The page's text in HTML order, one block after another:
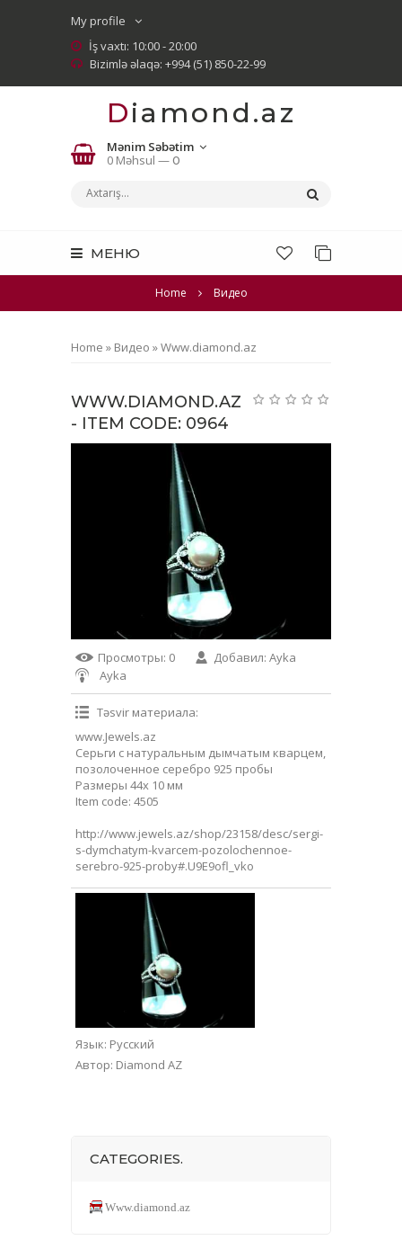
My profile
İş vaxtı: 10:00 - 20:00
Bizimlə əlaqə: +994 (51) 850-22-99
Diamond.az
Mənim Səbətim
0 Məhsul —0
МЕНЮ
Home Видео
Home » Видео »Www.diamond.az
WWW.DIAMOND.AZ
- ITEM CODE: 0964
Просмотры: 0 Добавил: Ayka
Ayka
Təsvir материала:
www.Jewels.az
Серьги с натуральным дымчатым кварцем,
позолоченное серебро 925 пробы
Размеры 44х 10 мм
Item code: 4505
http://www.jewels.az/shop/23158/desc/sergi-
s-dymchatym-kvarcem-pozolochennoe-
serebro-925-proby#.U9E9ofl_vko
Язык: Русский
Автор: Diamond AZ
CATEGORIES.
Www.diamond.az